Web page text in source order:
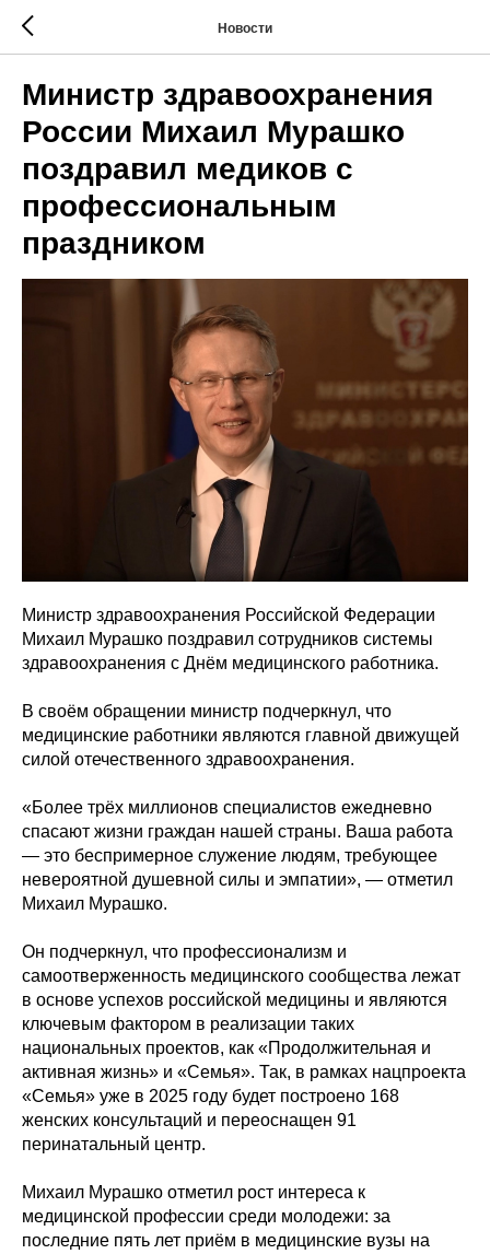
Новости
Министр здравоохранения
России Михаил Мурашко
поздравил медиков с
профессиональным
праздником
Министр здравоохранения Российской Федерации
Михаил Мурашко поздравил сотрудников системы
здравоохранения с Днём медицинского работника.
В своём обращении министр подчеркнул, что
медицинские работники являются главной движущей
силой отечественного здравоохранения.
«Более трёх миллионов специалистов ежедневно
спасают жизни граждан нашей страны. Ваша работа
— это беспримерное служение людям, требующее
невероятной душевной силы и эмпатии», — отметил
Михаил Мурашко.
Он подчеркнул, что профессионализм и
самоотверженность медицинского сообщества лежат
в основе успехов российской медицины и являются
ключевым фактором в реализации таких
национальных проектов, как «Продолжительная и
активная жизнь» и «Семья». Так, в рамках нацпроекта
«Семья» уже в 2025 году будет построено 168
женских консультаций и переоснащен 91
перинатальный центр.
Михаил Мурашко отметил рост интереса к
медицинской профессии среди молодежи: за
последние пять лет приём в медицинские вузы на